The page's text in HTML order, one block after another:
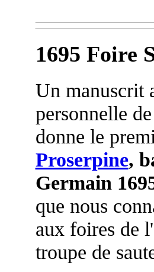
1695 Foire
Un manuscrit
personnelle
donne le
Proserpine,
Germain
que nous
aux foires de
troupe de